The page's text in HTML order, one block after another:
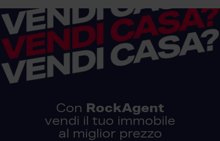
Con RockAgent
vendi il tuo immobile
al miglior prezzo